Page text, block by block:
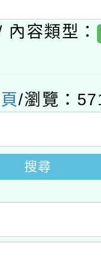
師名單
與教學軟
申請許可
辦理「
位及節水達
日(星期六
祈福系列
」
地景藝術
容類型：
/瀏覽：
搜尋